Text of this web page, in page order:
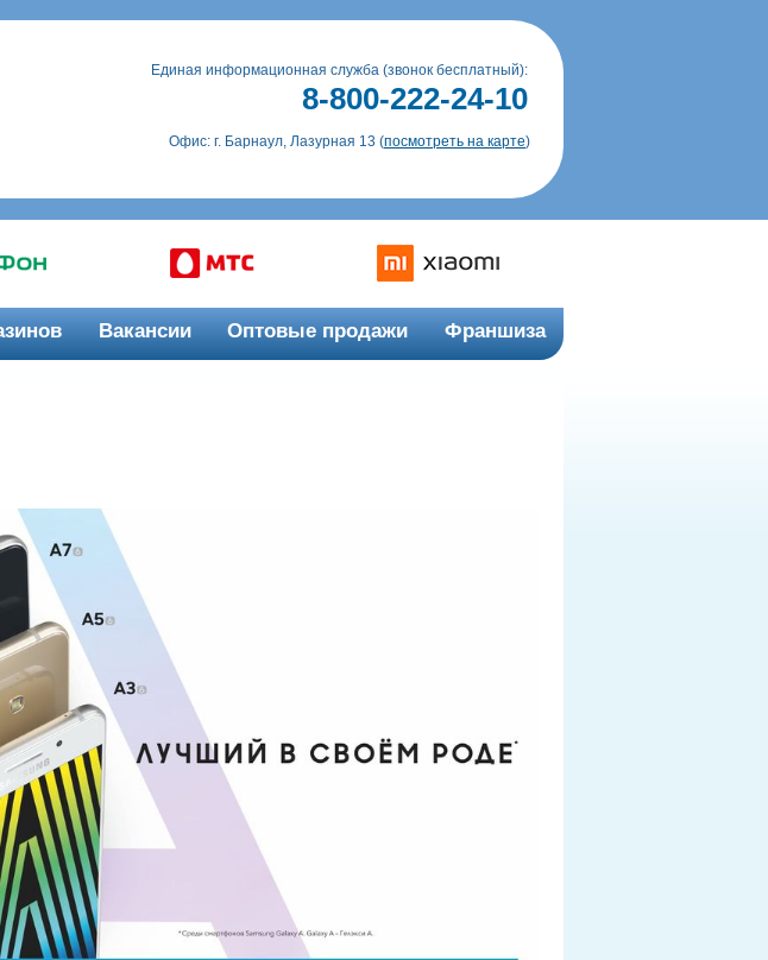
Единая информационная служба (звонок бесплатный):
8-800-222-24-10
Офис: г. Барнаул, Лазурная 13 (посмотреть на карте)
Вакансии Оптовые продажи Франшиза